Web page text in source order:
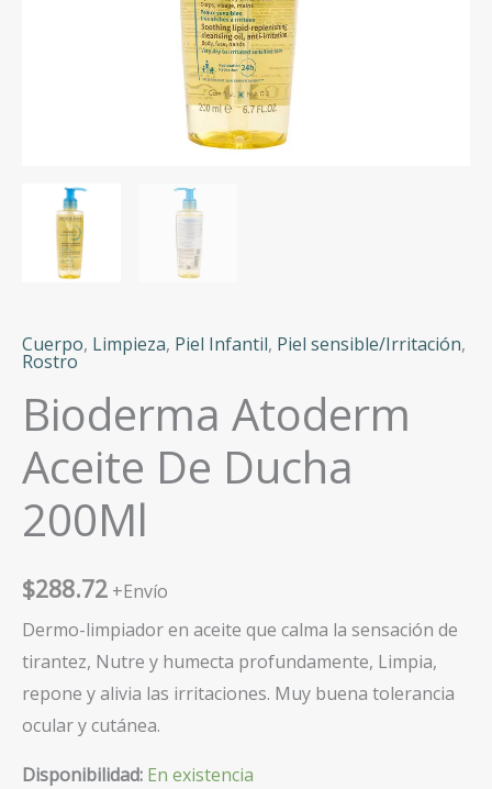
Cuerpo, Limpieza, Piel Infantil, Piel sensible/Irritación,
Rostro
Bioderma Atoderm
Aceite De Ducha
200Ml
$288.72 +Envío
Dermo-limpiador en aceite que calma la sensación de
tirantez, Nutre y humecta profundamente, Limpia,
repone y alivia las irritaciones. Muy buena tolerancia
ocular y cutánea.
Disponibilidad: En existencia